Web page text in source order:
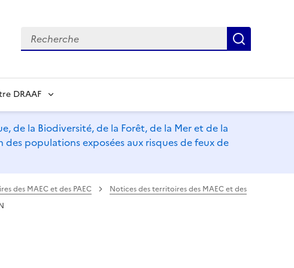
Recherche
DRAAF
de la Biodiversité, de la Forêt, de la Mer et de la
populations exposées aux risques de feux de
des MAEC et des PAEC
Notices des territoires des MAEC et des